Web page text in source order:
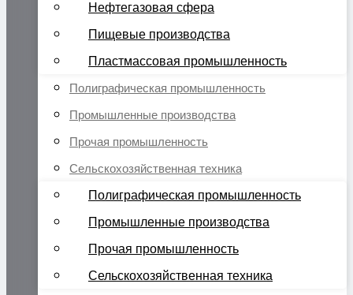
Нефтегазовая сфера
Пищевые производства
Пластмассовая промышленность
Полиграфическая промышленность
Промышленные производства
Прочая промышленность
Сельскохозяйственная техника
Полиграфическая промышленность
Промышленные производства
Прочая промышленность
Сельскохозяйственная техника